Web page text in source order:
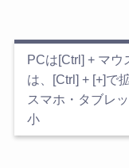
PCは[Ctrl] + マウ
は、[Ctrl] + [+]で
スマホ・タブレ
小